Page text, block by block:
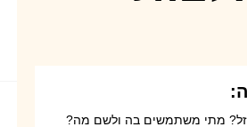
מתי משתמשים בה ולשם מה?